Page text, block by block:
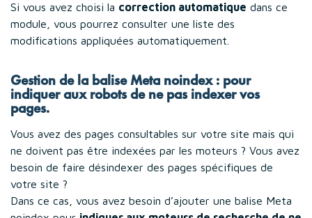
Si vous avez choisi la correction automatique dans ce
module, vous pourrez consulter une liste des
modifications appliquées automatiquement.
Gestion de la balise Meta noindex : pour
indiquer aux robots de ne pas indexer vos
pages.
Vous avez des pages consultables sur votre site mais qui
ne doivent pas être indexées par les moteurs ? Vous avez
besoin de faire désindexer des pages spécifiques de
votre site ?
Dans ce cas, vous avez besoin d’ajouter une balise Meta